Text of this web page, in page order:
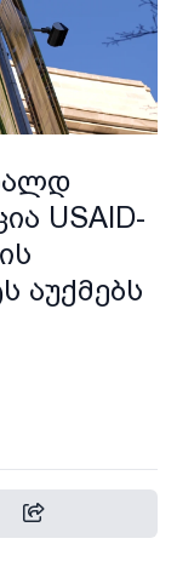
USAID-
აუქმებს